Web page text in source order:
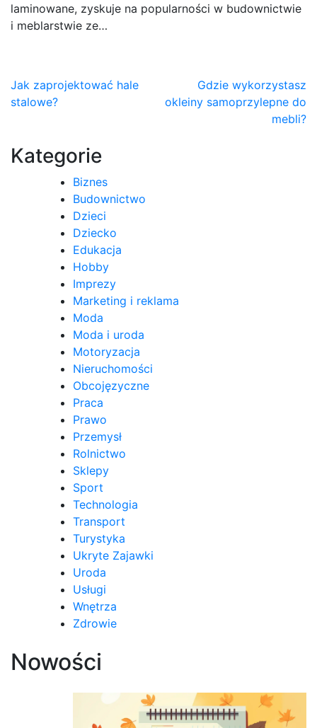
laminowane, zyskuje na popularności w budownictwie
i meblarstwie ze…
Nawigacja
wpisu
Jak zaprojektować hale
stalowe?
Gdzie wykorzystasz
okleiny samoprzylepne do
mebli?
Kategorie
Biznes
Budownictwo
Dzieci
Dziecko
Edukacja
Hobby
Imprezy
Marketing i reklama
Moda
Moda i uroda
Motoryzacja
Nieruchomości
Obcojęzyczne
Praca
Prawo
Przemysł
Rolnictwo
Sklepy
Sport
Technologia
Transport
Turystyka
Ukryte Zajawki
Uroda
Usługi
Wnętrza
Zdrowie
Nowości